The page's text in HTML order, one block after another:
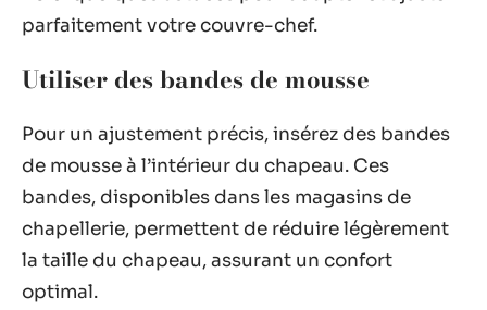
parfaitement votre couvre-chef.
Utiliser des bandes de mousse
Pour un ajustement précis, insérez des bandes
de mousse à l’intérieur du chapeau. Ces
bandes, disponibles dans les magasins de
chapellerie, permettent de réduire légèrement
la taille du chapeau, assurant un confort
optimal.